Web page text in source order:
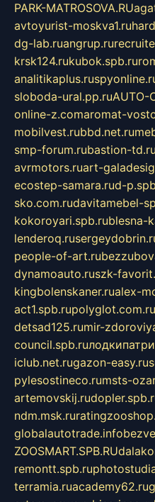
PARK-MATROSOVA.RU
avtoyurist-moskva1.ru
dg-lab.ruangrup.ru
krsk124.rukubok.spb.ru
analitikaplus.ru
sloboda-ural.pp.ruAUTO-
online-z.comaromat-
mobilvest.rubbd.net.ru
smp-forum.rubastion-td.ru
avrmotors.ruart-
ecostep-samara.rud-
sko.com.rudavitamebel-
kokoroyari.spb.rublesna-
lenderoq.ru
people-of-art.ru
dynamoauto.ruszk-
kingbolenskaner.rualex-
act1.spb.rupolyglot.com.ru
detsad125.rumir-
council.spb.ru
iclub.net.rugazon-easy.ru
pylesostineco.rumsts-
artemovskij.ru
ndm.msk.ru
globalautotrade.info
ZOOSMART.SPB.RU
remontt.spb.ru
terramia.ruacademy62.ru